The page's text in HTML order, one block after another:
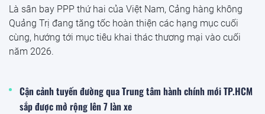
Là sân bay PPP thứ hai của Việt Nam, Cảng hàng không
Quảng Trị đang tăng tốc hoàn thiện các hạng mục cuối
cùng, hướng tới mục tiêu khai thác thương mại vào cuối
năm 2026.
Cận cảnh tuyến đường qua Trung tâm hành chính mới TP.HCM
sắp được mở rộng lên 7 làn xe